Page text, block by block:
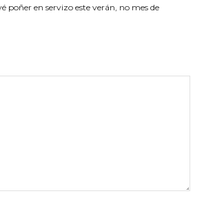
poñer en servizo este verán, no mes de